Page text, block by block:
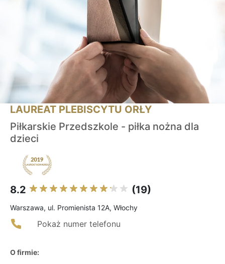
LAUREAT PLEBISCYTU ORŁY
Piłkarskie Przedszkole - piłka nożna dla
dzieci
8.2 (19)
Warszawa, ul. Promienista 12A, Włochy
Pokaż numer telefonu
O firmie: